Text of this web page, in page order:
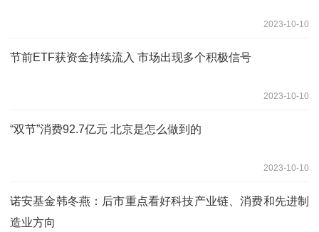
2023-10-10
节前ETF获资金持续流入 市场出现多个积极信号
2023-10-10
“双节”消费92.7亿元 北京是怎么做到的
2023-10-10
诺安基金韩冬燕：后市重点看好科技产业链、消费和先进制
造业方向